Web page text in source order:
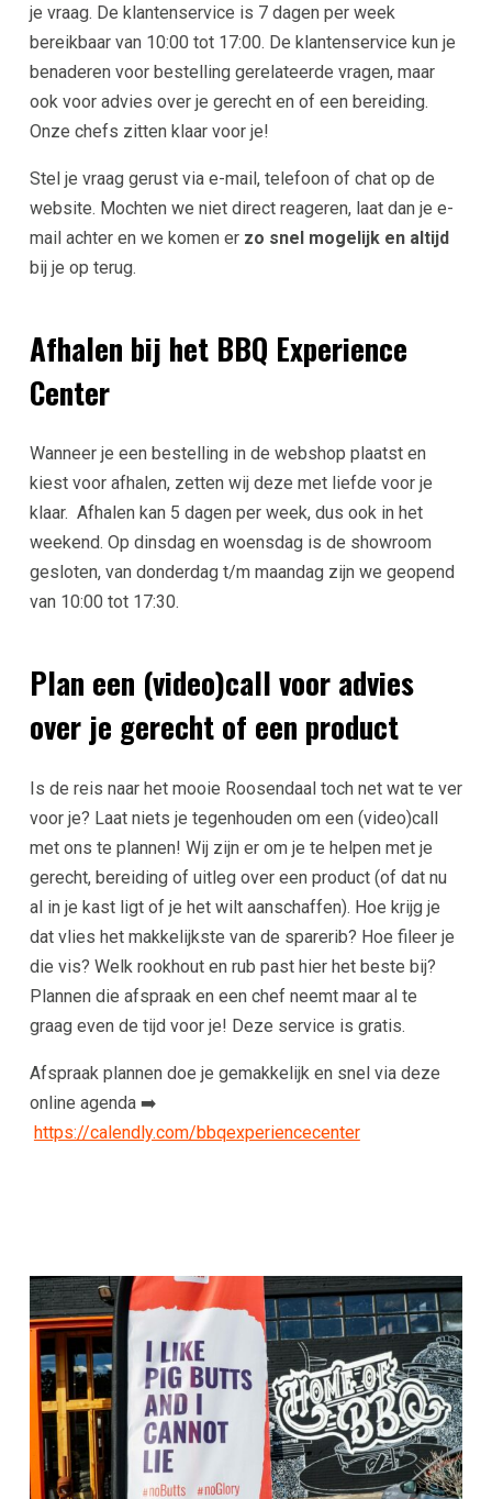
je vraag. De klantenservice is 7 dagen per week
bereikbaar van 10:00 tot 17:00. De klantenservice kun je
benaderen voor bestelling gerelateerde vragen, maar
ook voor advies over je gerecht en of een bereiding.
Onze chefs zitten klaar voor je!
Stel je vraag gerust via e-mail, telefoon of chat op de
website. Mochten we niet direct reageren, laat dan je e-
mail achter en we komen er zo snel mogelijk en altijd
bij je op terug.
Afhalen bij het BBQ Experience
Center
Wanneer je een bestelling in de webshop plaatst en
kiest voor afhalen, zetten wij deze met liefde voor je
klaar. Afhalen kan 5 dagen per week, dus ook in het
weekend. Op dinsdag en woensdag is de showroom
gesloten, van donderdag t/m maandag zijn we geopend
van 10:00 tot 17:30.
Plan een (video)call voor advies
over je gerecht of een product
Is de reis naar het mooie Roosendaal toch net wat te ver
voor je? Laat niets je tegenhouden om een (video)call
met ons te plannen! Wij zijn er om je te helpen met je
gerecht, bereiding of uitleg over een product (of dat nu
al in je kast ligt of je het wilt aanschaffen). Hoe krijg je
dat vlies het makkelijkste van de sparerib? Hoe fileer je
die vis? Welk rookhout en rub past hier het beste bij?
Plannen die afspraak en een chef neemt maar al te
graag even de tijd voor je! Deze service is gratis.
Afspraak plannen doe je gemakkelijk en snel via deze
online agenda ➡️
https://calendly.com/bbqexperiencecenter